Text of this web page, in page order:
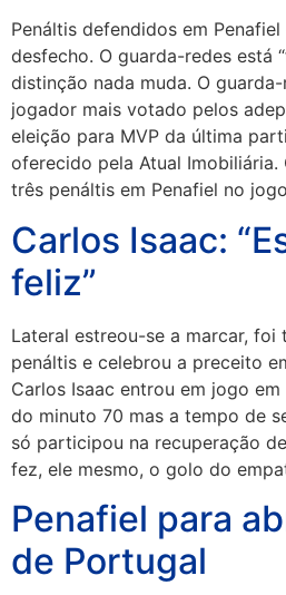
Penáltis defendidos em
desfecho. O guarda-redes está
distinção nada muda. O
jogador mais votado pelos
eleição para MVP da última
oferecido pela Atual Imobiliária.
três penáltis em Penafiel no
Carlos Isaac:
feliz”
Lateral estreou-se a marcar, foi
penáltis e celebrou a preceito
Carlos Isaac entrou em jogo
do minuto 70 mas a tempo de
só participou na recuperação
fez, ele mesmo, o golo do
Penafiel para
de Portugal